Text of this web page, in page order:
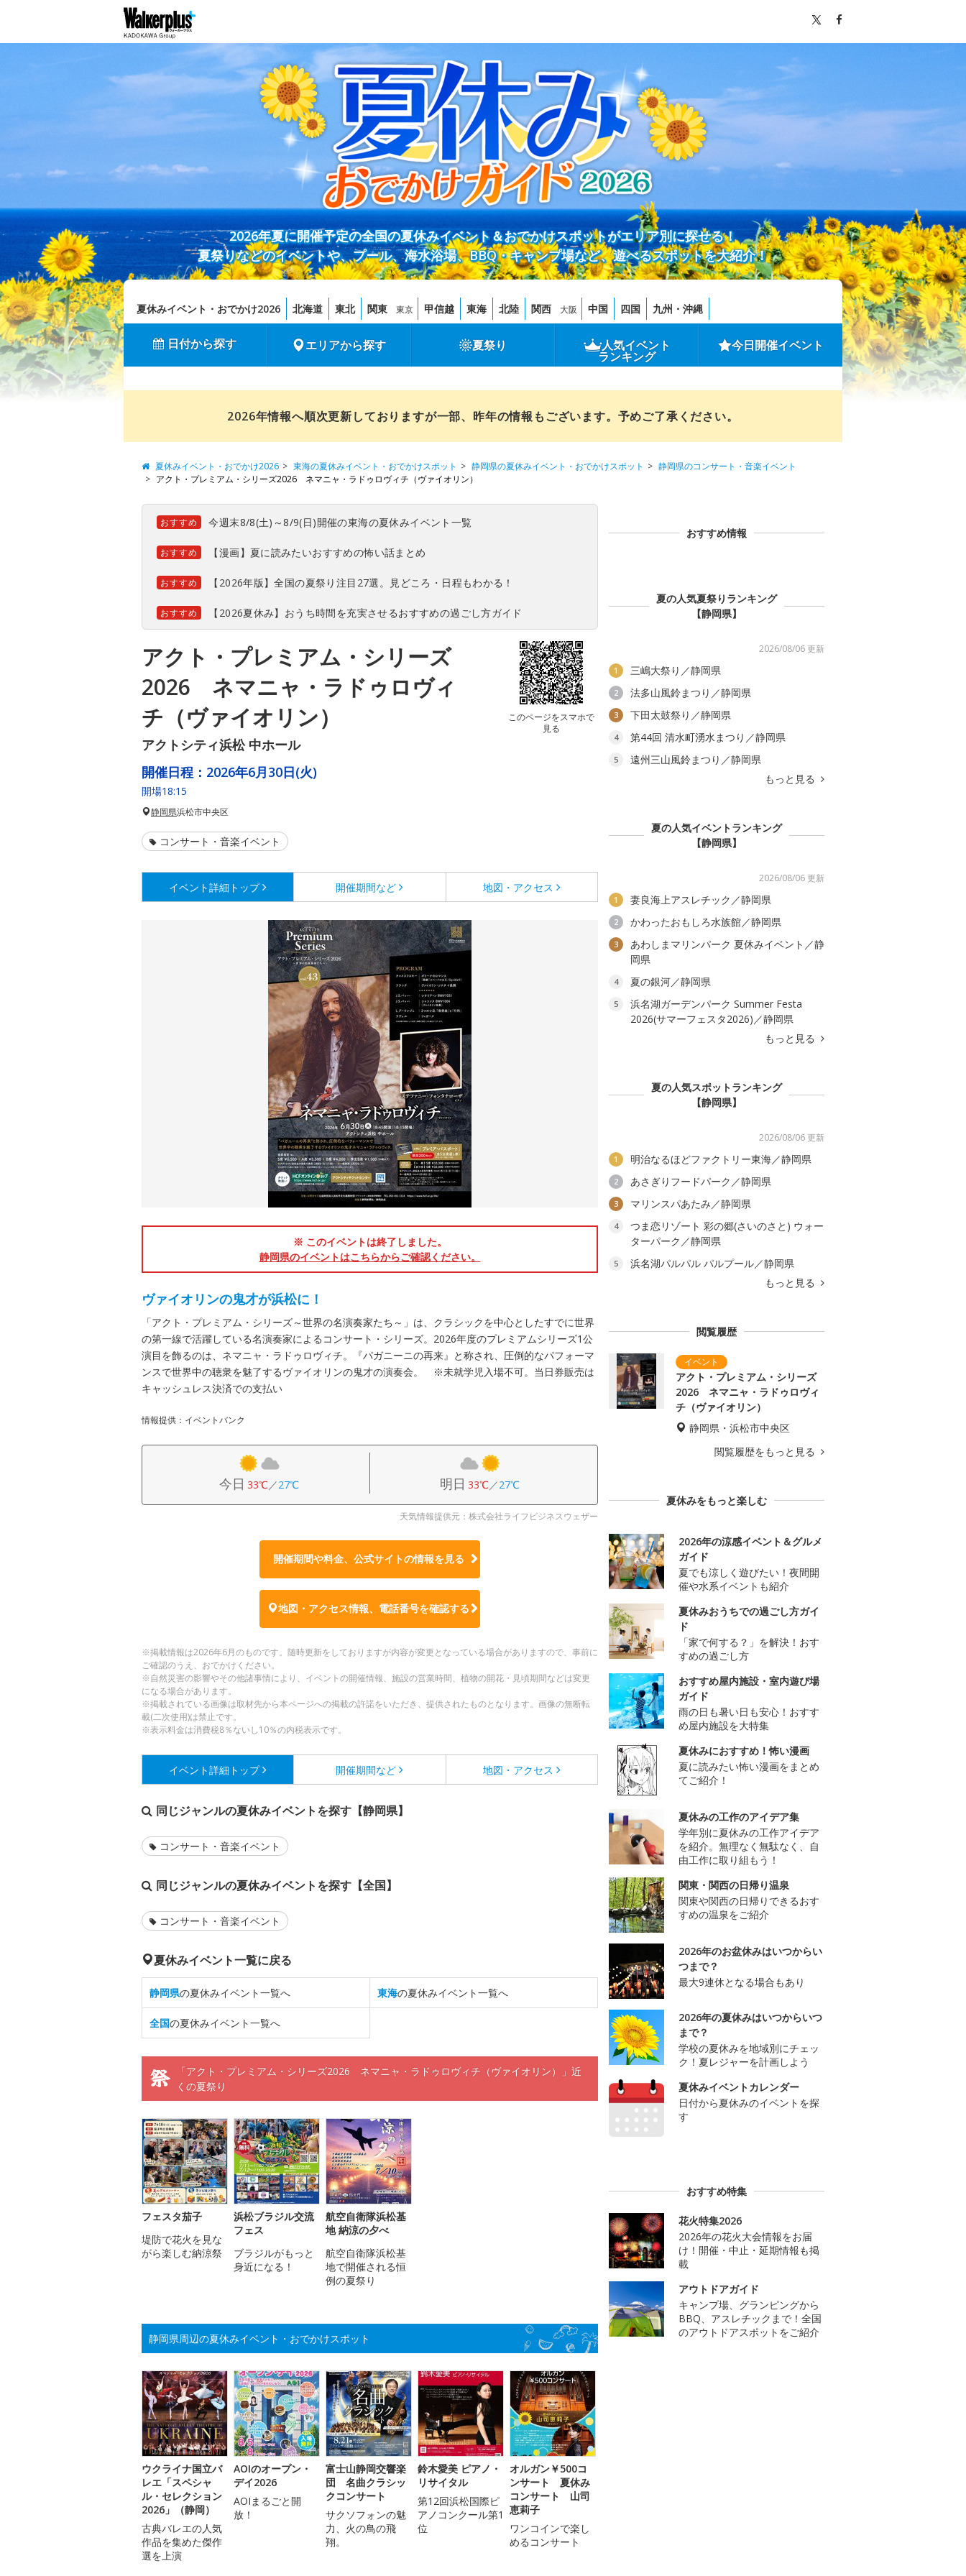
2026年夏に開催予定の全国の夏休みイベント＆おでかけスポットがエリア別に探せる！
夏祭りなどのイベントや、プール、海水浴場、BBQ・キャンプ場など、遊べるスポットを大紹介！
夏休みイベント・おでかけ2026 北海道 東北 関東 東京 甲信越 東海 北陸 関西 大阪 中国 四国 九州・沖縄
日付から探す エリアから探す 夏祭り 人気イベント
ランキング
今日開催イベント
2026年情報へ順次更新しておりますが一部、昨年の情報もございます。予めご了承ください。
夏休みイベント・おでかけ2026 東海の夏休みイベント・おでかけスポット 静岡県の夏休みイベント・おでかけスポット
静岡県のコンサート・音楽イベント
アクト・プレミアム・シリーズ2026 ネマニャ・ラドゥロヴィチ（ヴァイオリン）
おすすめ 今週末8/8(土)～8/9(日)開催の東海の夏休みイベント一覧
おすすめ 【漫画】夏に読みたいおすすめの怖い話まとめ
おすすめ 【2026年版】全国の夏祭り注目27選。見どころ・日程もわかる！
おすすめ 【2026夏休み】おうち時間を充実させるおすすめの過ごし方ガイド
アクト・プレミアム・シリーズ
2026 ネマニャ・ラドゥロヴィ
チ（ヴァイオリン）
アクトシティ浜松 中ホール
このページをスマホで
見る
開催日程： 2026年6月30日(火)
開場18:15
静岡県浜松市中央区
コンサート・音楽イベント
イベント詳細 トップ 開催期間など 地図・アクセス
※ このイベントは終了しました。
静岡県のイベントはこちらからご確認ください。
ヴァイオリンの鬼才が浜松に！
「アクト・プレミアム・シリーズ～世界の名演奏家たち～」は、クラシックを中心としたすでに世界
の第一線で活躍している名演奏家によるコンサート・シリーズ。2026年度のプレミアムシリーズ1公
演目を飾るのは、ネマニャ・ラドゥロヴィチ。『パガニーニの再来』と称され、圧倒的なパフォーマ
ンスで世界中の聴衆を魅了するヴァイオリンの鬼才の演奏会。 ※未就学児入場不可。当日券販売は
キャッシュレス決済での支払い
情報提供：イベントバンク
今日 33℃／27℃ 明日 33℃／27℃
天気情報提供元：株式会社ライフビジネスウェザー
開催期間や料金、公式サイトの情報を見る
地図・アクセス情報、電話番号を確認する
※掲載情報は2026年6月のものです。随時更新をしておりますが内容が変更となっている場合がありますので、事前に
ご確認のうえ、おでかけください。
※自然災害の影響やその他諸事情により、イベントの開催情報、施設の営業時間、植物の開花・見頃期間などは変更
になる場合があります。
※掲載されている画像は取材先から本ページへの掲載の許諾をいただき、提供されたものとなります。画像の無断転
載(二次使用)は禁止です。
※表示料金は消費税8％ないし10％の内税表示です。
イベント詳細 トップ 開催期間など 地図・アクセス
同じジャンルの夏休みイベントを探す【静岡県】
コンサート・音楽イベント
同じジャンルの夏休みイベントを探す【全国】
コンサート・音楽イベント
夏休みイベント一覧に戻る
静岡県の夏休みイベント一覧へ 東海の夏休みイベント一覧へ
全国の夏休みイベント一覧へ
「アクト・プレミアム・シリーズ2026 ネマニャ・ラドゥロヴィチ（ヴァイオリン）」近
くの夏祭り
フェスタ茄子
堤防で花火を見な
がら楽しむ納涼祭
浜松ブラジル交流
フェス
ブラジルがもっと
身近になる！
航空自衛隊浜松基
地 納涼の夕べ
航空自衛隊浜松基
地で開催される恒
例の夏祭り
静岡県周辺の夏休みイベント・おでかけスポット
ウクライナ国立バ
レエ「スペシャ
ル・セレクション
2026」（静岡）
古典バレエの人気
作品を集めた傑作
選を上演
AOIのオープン・
デイ2026
AOIまるごと開
放！
富士山静岡交響楽
団 名曲クラシッ
クコンサート
サクソフォンの魅
力、火の鳥の飛
翔。
鈴木愛美 ピアノ・
リサイタル
第12回浜松国際ピ
アノコンクール第1
位
オルガン￥500コ
ンサート 夏休み
コンサート 山司
恵莉子
ワンコインで楽し
めるコンサート
おすすめ情報
夏の人気夏祭りランキング
【静岡県】
2026/08/06 更新
1 三嶋大祭り／静岡県
2 法多山風鈴まつり／静岡県
3 下田太鼓祭り／静岡県
4 第44回 清水町湧水まつり／静岡県
5
遠州三山風鈴まつり／静岡県
もっと見る
夏の人気イベントランキング
【静岡県】
2026/08/06 更新
1 妻良海上アスレチック／静岡県
2 かわったおもしろ水族館／静岡県
3
あわしまマリンパーク 夏休みイベント／静
岡県
4 夏の銀河／静岡県
5
浜名湖ガーデンパーク Summer Festa
2026(サマーフェスタ2026)／静岡県
もっと見る
夏の人気スポットランキング
【静岡県】
2026/08/06 更新
1 明治なるほどファクトリー東海／静岡県
2 あさぎりフードパーク／静岡県
3 マリンスパあたみ／静岡県
4
つま恋リゾート 彩の郷(さいのさと) ウォー
ターパーク／静岡県
5
浜名湖パルパル パルプール／静岡県
もっと見る
閲覧履歴
アクト・プレミアム・シリーズ
2026 ネマニャ・ラドゥロヴィ
チ（ヴァイオリン）
静岡県・浜松市中央区
閲覧履歴をもっと見る
夏休みをもっと楽しむ
2026年の涼感イベント＆グルメ
ガイド
夏でも涼しく遊びたい！夜間開
催や水系イベントも紹介
夏休みおうちでの過ごし方ガイ
ド
「家で何する？」を解決！おす
すめの過ごし方
おすすめ屋内施設・室内遊び場
ガイド
雨の日も暑い日も安心！おすす
め屋内施設を大特集
夏休みにおすすめ！怖い漫画
夏に読みたい怖い漫画をまとめ
てご紹介！
夏休みの工作のアイデア集
学年別に夏休みの工作アイデア
を紹介。無理なく無駄なく、自
由工作に取り組もう！
関東・関西の日帰り温泉
関東や関西の日帰りできるおす
すめの温泉をご紹介
2026年のお盆休みはいつからい
つまで？
最大9連休となる場合もあり
2026年の夏休みはいつからいつ
まで？
学校の夏休みを地域別にチェッ
ク！夏レジャーを計画しよう
夏休みイベントカレンダー
日付から夏休みのイベントを探
す
おすすめ特集
花火特集2026
2026年の花火大会情報をお届
け！開催・中止・延期情報も掲
載
アウトドアガイド
キャンプ場、グランピングから
BBQ、アスレチックまで！全国
のアウトドアスポットをご紹介